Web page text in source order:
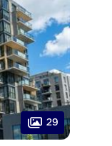
29